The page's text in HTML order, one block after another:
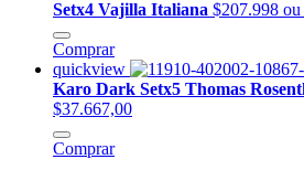
Setx4 Vajilla Italiana $207.998 ou
Comprar
quickview
Karo Dark Setx5 Thomas
$37.667,00
Comprar